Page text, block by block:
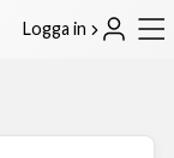
Logga in